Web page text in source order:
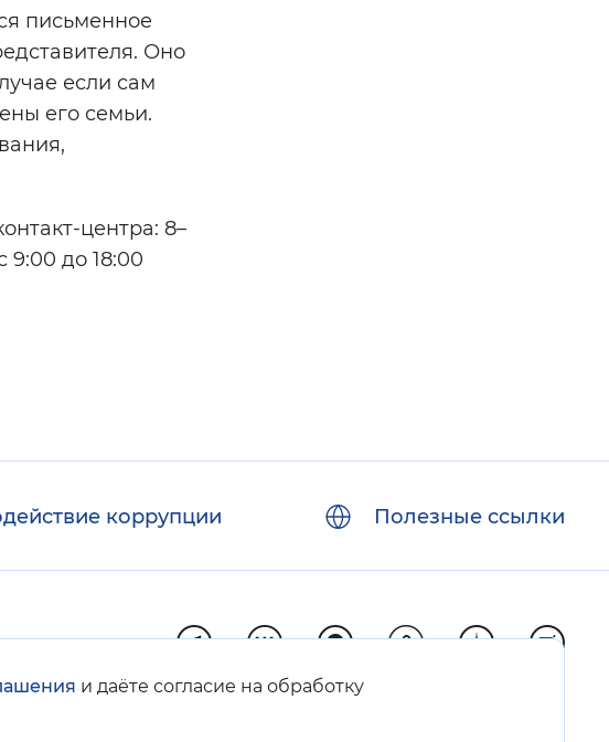
письменное
Оно
если сам
его семьи.
центра: 8–
9:00 до 18:00
и даёте согласие на обработку
коррупции Полезные ссылки